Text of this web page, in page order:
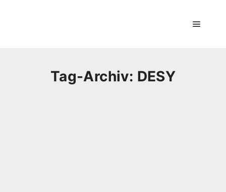
Tag-Archiv: DESY